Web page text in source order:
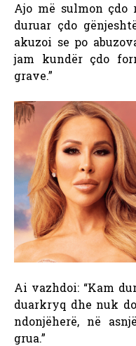
Ajo më sulmon çdo
duruar çdo
akuzoi se po
jam kundër çdo
grave.”
Ai vazhdoi: “Kam
duarkryq dhe nuk
ndonjëherë, në
grua.”